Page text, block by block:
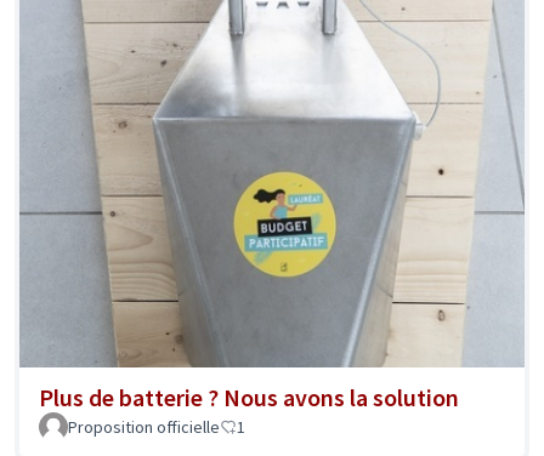
Plus de batterie ? Nous avons la solution
Proposition officielle 1